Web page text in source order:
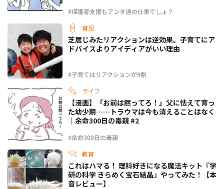
#保護者支援もアンタ達の仕事でしょ？
育児
#子育てはリアクションが9割
芝居じみたリアクションは逆効果。子育てにア
ドバイスよりアイディアがいい理由
ライフ
#余命300日の毒親
【漫画】「お前は黙ってろ！」父に怯えて育っ
た幼少期……トラウマは今も消えることはなく
｜余命300日の毒親 #2
教育
これはハマる！ 理科好きになる魔法キット『学
研の科学 きらめく宝石結晶』やってみた！【本
音レビュー】